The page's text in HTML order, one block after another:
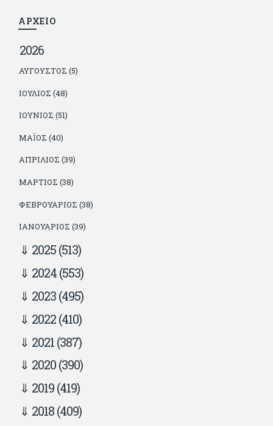
ΑΡΧΕΙΟ
2026
ΑΎΓΟΥΣΤΟΣ (5)
ΙΟΎΛΙΟΣ (48)
ΙΟΎΝΙΟΣ (51)
ΜΆΙΟΣ (40)
ΑΠΡΊΛΙΟΣ (39)
ΜΆΡΤΙΟΣ (38)
ΦΕΒΡΟΥΆΡΙΟΣ (38)
ΙΑΝΟΥΆΡΙΟΣ (39)
2025(513)
2024(553)
2023(495)
2022(410)
2021(387)
2020(390)
2019(419)
2018(409)